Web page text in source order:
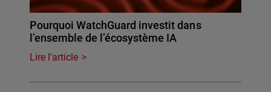
Pourquoi WatchGuard investit dans
l’ensemble de l’écosystème IA
Lire l'article